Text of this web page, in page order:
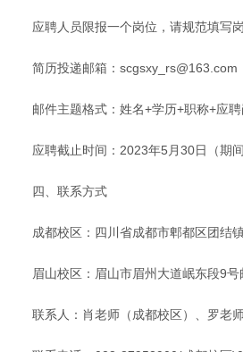
应聘人员限报一个岗位，请规范填写
简历投递邮箱：scgsxy_rs@163.com
邮件主题格式：姓名+学历+职称+应
应聘截止时间：2023年5月30日（期
四、联系方式
成都校区：四川省成都市郫都区团结
眉山校区：眉山市眉州大道岷东段9
联系人：肖老师（成都校区）、罗老